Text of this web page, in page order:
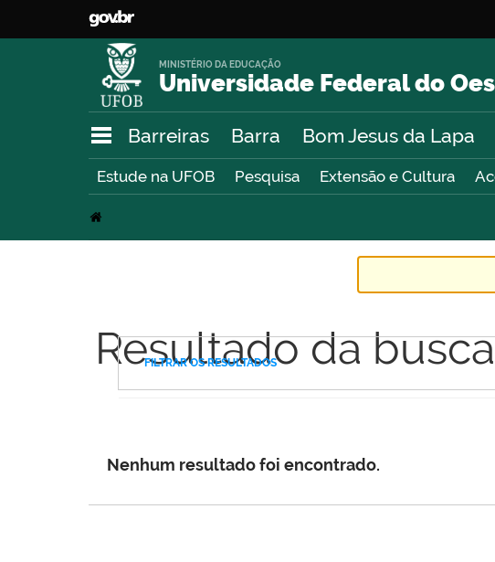
Universidade Federal do
MINISTÉRIO DA EDUCAÇÃO
Barreiras Barra Bom Jesus da Lapa
Estude na UFOB Pesquisa Extensão e Cultura
Resultado da busca
FILTRAR OS RESULTADOS
Nenhum resultado foi encontrado.